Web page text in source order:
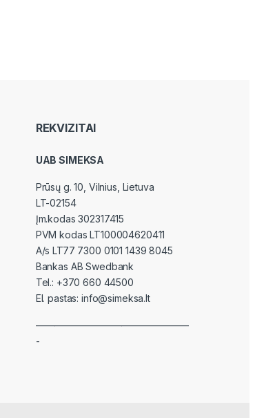
REKVIZITAI
UAB SIMEKSA
Prūsų g. 10, Vilnius , Lietuva
LT-02154
Įm.kodas 302317415
PVM kodas LT100004620411
A/s LT77 7300 0101 1439 8045
Bankas AB Swedbank
Tel.: +370 660 44500
El. pastas: info@simeksa.lt
————————————————
-